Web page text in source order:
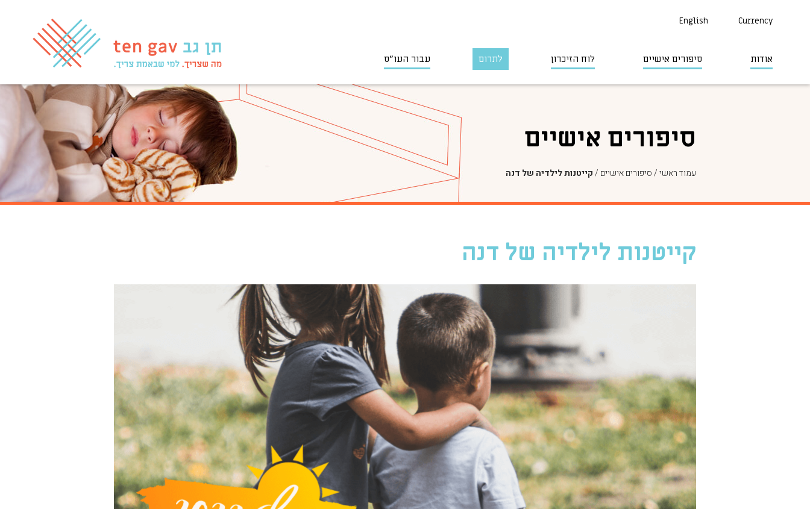
Currency
English
אודות סיפורים אישיים לוח הזיכרון לתרום עבור העו״ס
סיפורים אישיים
עמוד ראשי/סיפורים אישיים /קייטנות לילדיה של דנה
קייטנות לילדיה של דנה